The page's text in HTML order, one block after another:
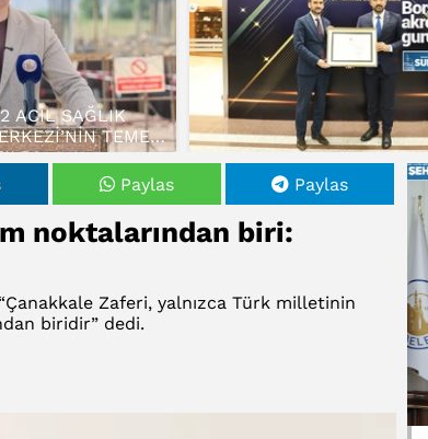
ACİL SAĞLIK
TEMELİ
Paylas Paylas
noktalarından biri:
Zaferi, yalnızca Türk milletinin
biridir” dedi.